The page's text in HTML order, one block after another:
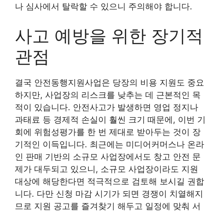
나 심사에서 탈락할 수 있으니 주의해야 합니다.
사고 예방을 위한 장기적
관점
결국 안전동행지원사업은 당장의 비용 지원도 중요
하지만, 사업장의 리스크를 낮추는 데 근본적인 목
적이 있습니다. 안전사고가 발생하면 영업 정지나
과태료 등 경제적 손실이 훨씬 크기 때문에, 이번 기
회에 위험성평가를 한 번 제대로 받아두는 것이 장
기적인 이득입니다. 최근에는 미디어커머스나 온라
인 판매 기반의 소규모 사업장에서도 창고 안전 문
제가 대두되고 있으니, 소규모 사업장이라도 지원
대상에 해당한다면 적극적으로 검토해 보시길 권합
니다. 다만 신청 마감 시기가 되면 경쟁이 치열해지
므로 지원 공고를 즐겨찾기 해두고 일정에 맞춰 서